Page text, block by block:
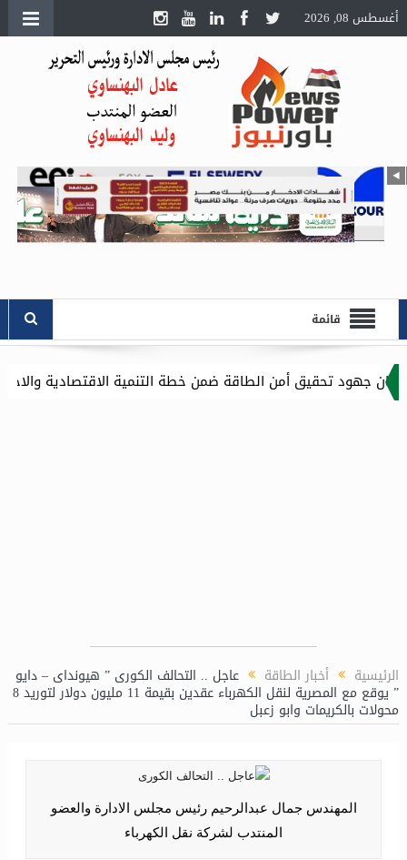
أغسطس 08, 2026
قائمة
الطاقة ضمن خطة التنمية الاقتصادية والاجتماعية للعام المالي ٢٠٢٧/
الرئيسية أخبار الطاقة عاجل .. التحالف الكورى ” هيونداى – دايو
” يوقع مع المصرية لنقل الكهرباء عقدين بقيمة 11 مليون دولار لتوريد 8
محولات بالكريمات وابو زعبل
المهندس جمال عبدالرحيم رئيس مجلس الادارة والعضو
المنتدب لشركة نقل الكهرباء